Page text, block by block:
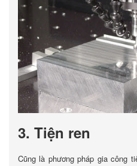
3. Tiện ren
Cũng là phương pháp gia công